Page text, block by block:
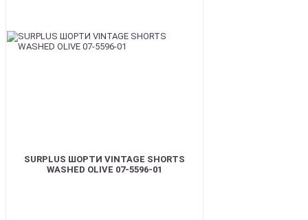
SURPLUS ШОРТИ VINTAGE SHORTS
WASHED OLIVE 07-5596-01